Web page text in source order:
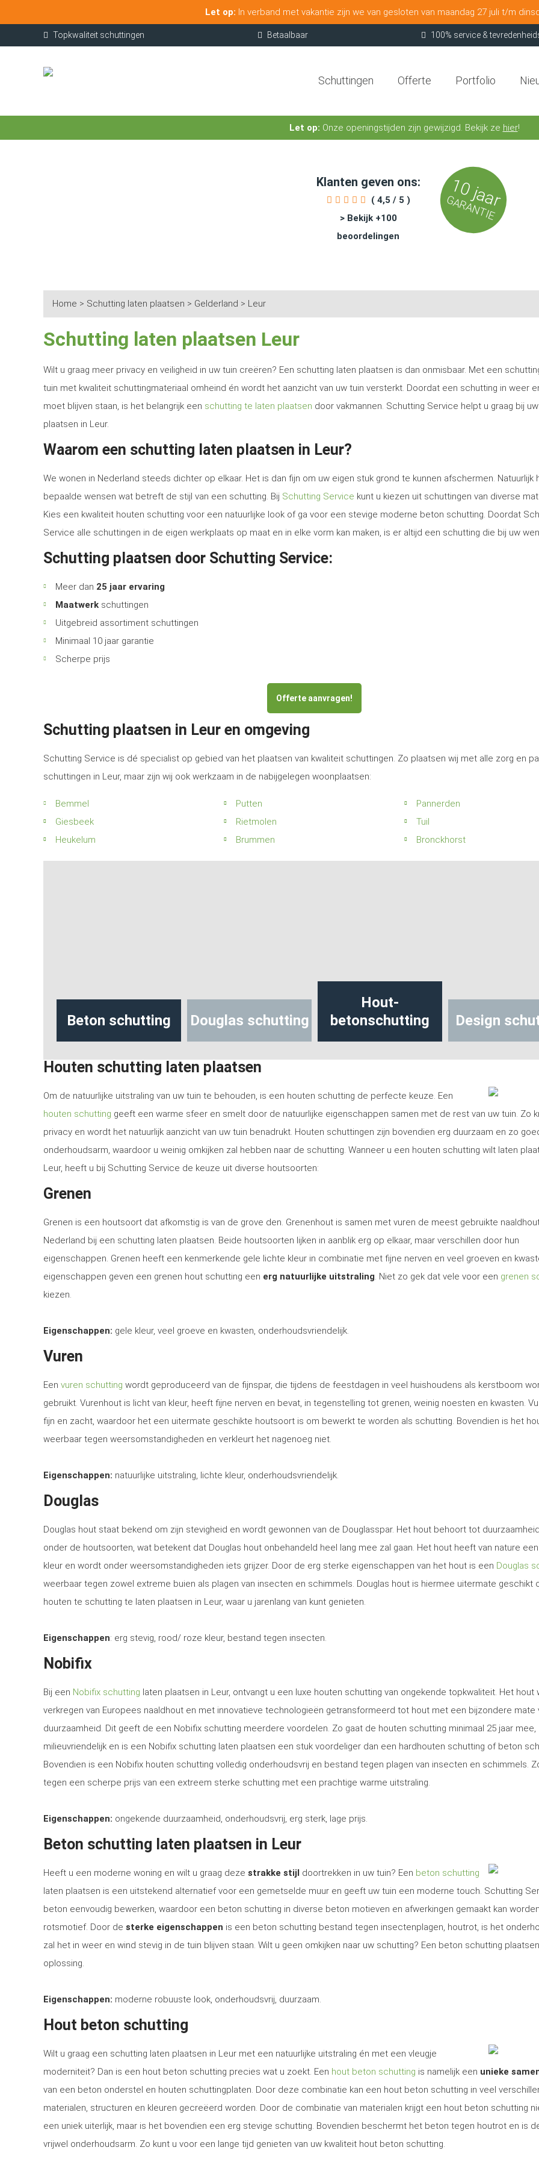
Let op: In verband met vakantie zijn we van gesloten van maandag 27 juli t/m
Topkwaliteit schuttingen Betaalbaar 100% service &
Schuttingen Offerte Portfolio
Let op: Onze openingstijden zijn gewijzigd. Bekijk ze hier!
Klanten geven ons:
( 4,5 / 5 )
> Bekijk +100
beoordelingen
10 jaar
GARANTIE
Home > Schutting laten plaatsen > Gelderland > Leur
Schutting laten plaatsen Leur
Wilt u graag meer privacy en veiligheid in uw tuin creëren? Een schutting laten plaatsen is dan onmisbaar. Met een
tuin met kwaliteit schuttingmateriaal omheind én wordt het aanzicht van uw tuin versterkt. Doordat een schutting in weer
moet blijven staan, is het belangrijk een schutting te laten plaatsen door vakmannen. Schutting Service helpt u graag bij
plaatsen in Leur.
Waarom een schutting laten plaatsen in Leur?
We wonen in Nederland steeds dichter op elkaar. Het is dan fijn om uw eigen stuk grond te kunnen afschermen. Natuurlijk
bepaalde wensen wat betreft de stijl van een schutting. Bij Schutting Service kunt u kiezen uit schuttingen van diverse
Kies een kwaliteit houten schutting voor een natuurlijke look of ga voor een stevige moderne beton schutting. Doordat
Service alle schuttingen in de eigen werkplaats op maat en in elke vorm kan maken, is er altijd een schutting die bij uw
Schutting plaatsen door Schutting Service:
Meer dan 25 jaar ervaring
Maatwerk schuttingen
Uitgebreid assortiment schuttingen
Minimaal 10 jaar garantie
Scherpe prijs
Offerte aanvragen!
Schutting plaatsen in Leur en omgeving
Schutting Service is dé specialist op gebied van het plaatsen van kwaliteit schuttingen. Zo plaatsen wij met alle zorg en
schuttingen in Leur, maar zijn wij ook werkzaam in de nabijgelegen woonplaatsen:
Bemmel Putten
Pannerden
Giesbeek
Rietmolen
Tuil
Heukelum
Brummen Bronckhorst
Beton schutting Douglas schutting
Hout-
betonschutting
Design
Houten schutting laten plaatsen
Om de natuurlijke uitstraling van uw tuin te behouden, is een houten schutting de perfecte keuze. Een
houten schutting geeft een warme sfeer en smelt door de natuurlijke eigenschappen samen met de rest van uw tuin. Zo
privacy en wordt het natuurlijk aanzicht van uw tuin benadrukt. Houten schuttingen zijn bovendien erg duurzaam en zo
onderhoudsarm, waardoor u weinig omkijken zal hebben naar de schutting. Wanneer u een houten schutting wilt laten
Leur, heeft u bij Schutting Service de keuze uit diverse houtsoorten:
Grenen
Grenen is een houtsoort dat afkomstig is van de grove den. Grenenhout is samen met vuren de meest gebruikte
Nederland bij een schutting laten plaatsen. Beide houtsoorten lijken in aanblik erg op elkaar, maar verschillen door hun
eigenschappen. Grenen heeft een kenmerkende gele lichte kleur in combinatie met fijne nerven en veel groeven en
eigenschappen geven een grenen hout schutting een erg natuurlijke uitstraling. Niet zo gek dat vele voor een grenen
kiezen.
Eigenschappen: gele kleur, veel groeve en kwasten, onderhoudsvriendelijk.
Vuren
Een vuren schutting wordt geproduceerd van de fijnspar, die tijdens de feestdagen in veel huishoudens als kerstboom
gebruikt. Vurenhout is licht van kleur, heeft fijne nerven en bevat, in tegenstelling tot grenen, weinig noesten en kwasten.
fijn en zacht, waardoor het een uitermate geschikte houtsoort is om bewerkt te worden als schutting. Bovendien is het
weerbaar tegen weersomstandigheden en verkleurt het nagenoeg niet.
Eigenschappen: natuurlijke uitstraling, lichte kleur, onderhoudsvriendelijk.
Douglas
Douglas hout staat bekend om zijn stevigheid en wordt gewonnen van de Douglasspar. Het hout behoort tot
onder de houtsoorten, wat betekent dat Douglas hout onbehandeld heel lang mee zal gaan. Het hout heeft van nature
kleur en wordt onder weersomstandigheden iets grijzer. Door de erg sterke eigenschappen van het hout is een Douglas
weerbaar tegen zowel extreme buien als plagen van insecten en schimmels. Douglas hout is hiermee uitermate geschikt
houten te schutting te laten plaatsen in Leur, waar u jarenlang van kunt genieten.
Eigenschappen: erg stevig, rood/ roze kleur, bestand tegen insecten.
Nobifix
Bij een Nobifix schutting laten plaatsen in Leur, ontvangt u een luxe houten schutting van ongekende topkwaliteit. Het hout
verkregen van Europees naaldhout en met innovatieve technologieën getransformeerd tot hout met een bijzondere mate
duurzaamheid. Dit geeft de een Nobifix schutting meerdere voordelen. Zo gaat de houten schutting minimaal 25 jaar mee,
milieuvriendelijk en is een Nobifix schutting laten plaatsen een stuk voordeliger dan een hardhouten schutting of beton
Bovendien is een Nobifix houten schutting volledig onderhoudsvrij en bestand tegen plagen van insecten en schimmels.
tegen een scherpe prijs van een extreem sterke schutting met een prachtige warme uitstraling.
Eigenschappen: ongekende duurzaamheid, onderhoudsvrij, erg sterk, lage prijs.
Beton schutting laten plaatsen in Leur
Heeft u een moderne woning en wilt u graag deze strakke stijl doortrekken in uw tuin? Een beton schutting
laten plaatsen is een uitstekend alternatief voor een gemetselde muur en geeft uw tuin een moderne touch. Schutting
beton eenvoudig bewerken, waardoor een beton schutting in diverse beton motieven en afwerkingen gemaakt kan
rotsmotief. Door de sterke eigenschappen is een beton schutting bestand tegen insectenplagen, houtrot, is het
zal het in weer en wind stevig in de tuin blijven staan. Wilt u geen omkijken naar uw schutting? Een beton schutting
oplossing.
Eigenschappen: moderne robuuste look, onderhoudsvrij, duurzaam.
Hout beton schutting
Wilt u graag een schutting laten plaatsen in Leur met een natuurlijke uitstraling én met een vleugje
moderniteit? Dan is een hout beton schutting precies wat u zoekt. Een hout beton schutting is namelijk een unieke
van een beton onderstel en houten schuttingplaten. Door deze combinatie kan een hout beton schutting in veel
materialen, structuren en kleuren gecreëerd worden. Door de combinatie van materialen krijgt een hout beton schutting
een uniek uiterlijk, maar is het bovendien een erg stevige schutting. Bovendien beschermt het beton tegen houtrot en is
vrijwel onderhoudsarm. Zo kunt u voor een lange tijd genieten van uw kwaliteit hout beton schutting.